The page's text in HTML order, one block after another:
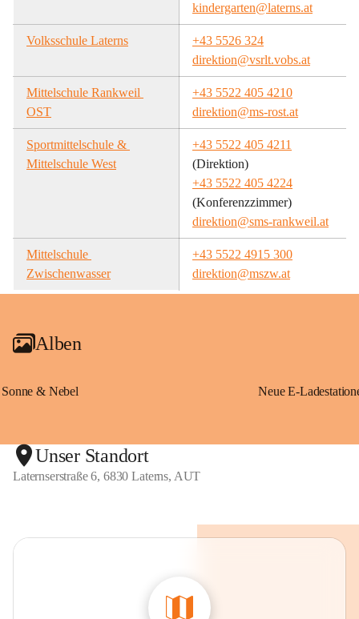
kindergarten@laterns.at
Volksschule Laterns
+43 5526 324
direktion@vsrlt.vobs.at
Mittelschule Rankweil
OST
+43 5522 405 4210
direktion@ms-rost.at
Sportmittelschule &
Mittelschule West
+43 5522 405 4211
(Direktion)
+43 5522 405 4224
(Konferenzzimmer)
direktion@sms-rankweil.at
Mittelschule
Zwischenwasser
+43 5522 4915 300
direktion@mszw.at
Alben
Sonne & Nebel
Unser Standort
Laternserstraße 6, 6830 Laterns, AUT